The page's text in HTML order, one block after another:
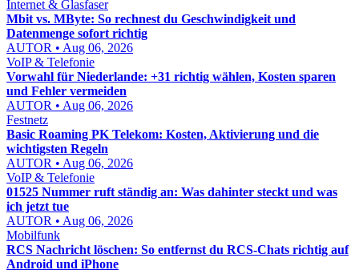
Internet & Glasfaser
Mbit vs. MByte: So rechnest du Geschwindigkeit und
Datenmenge sofort richtig
AUTOR • Aug 06, 2026
VoIP & Telefonie
Vorwahl für Niederlande: +31 richtig wählen, Kosten sparen
und Fehler vermeiden
AUTOR • Aug 06, 2026
Festnetz
Basic Roaming PK Telekom: Kosten, Aktivierung und die
wichtigsten Regeln
AUTOR • Aug 06, 2026
VoIP & Telefonie
01525 Nummer ruft ständig an: Was dahinter steckt und was
ich jetzt tue
AUTOR • Aug 06, 2026
Mobilfunk
RCS Nachricht löschen: So entfernst du RCS-Chats richtig auf
Android und iPhone